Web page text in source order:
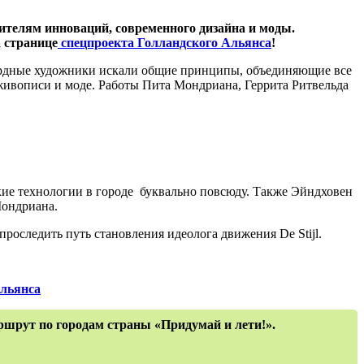
инноваций, современного дизайна и моды.
спецпроекта Голландского Альянса!
художники искали общие принципы, объединяющие все
и моде. Работы Пита Мондриана, Геррита Ритвельда
технологии в городе буквально повсюду. Также Эйндховен
путь становления идеолога движения De Stijl.
по городам страны «Придумай и лети!».